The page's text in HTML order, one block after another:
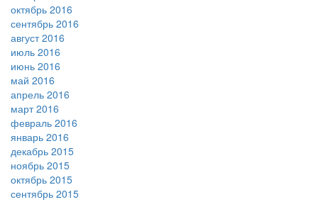
октябрь 2016
сентябрь 2016
август 2016
июль 2016
июнь 2016
май 2016
апрель 2016
март 2016
февраль 2016
январь 2016
декабрь 2015
ноябрь 2015
октябрь 2015
сентябрь 2015